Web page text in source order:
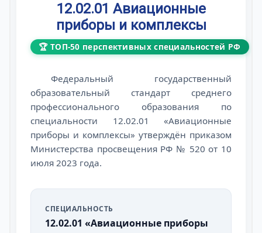
12.02.01 Авиационные
приборы и комплексы
🏆 ТОП-50 перспективных специальностей РФ
Федеральный государственный
образовательный стандарт среднего
профессионального образования по
специальности 12.02.01 «Авиационные
приборы и комплексы» утверждён приказом
Министерства просвещения РФ № 520 от 10
июля 2023 года.
СПЕЦИАЛЬНОСТЬ
12.02.01 «Авиационные приборы